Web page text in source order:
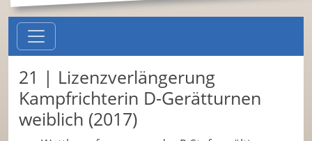
21 | Lizenzverlängerung
Kampfrichterin D-Gerätturnen
weiblich (2017)